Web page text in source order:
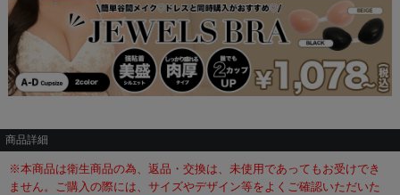
商品詳細
※本商品は衛生商品の為、返品・交換は、未使用であってもお受けでき
ません。ご購入の際には、サイズやデザイン等をよくご確認いただいた